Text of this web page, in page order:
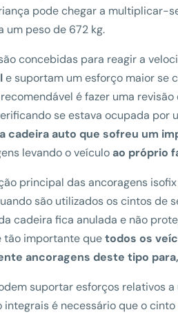
pode chegar a multiplicar-
um peso de 672 kg.
concebidas para reagir a
e suportam um esforço maior se
é fazer uma
se estava ocupada
cadeira auto que sofreu um
levando o veículo ao próprio
principal das ancoragens
são utilizados os cintos de
cadeira fica anulada e não
tão importante quetodos os
ancoragens deste tipo
suportar esforços relativos a
integrais é necessário que o